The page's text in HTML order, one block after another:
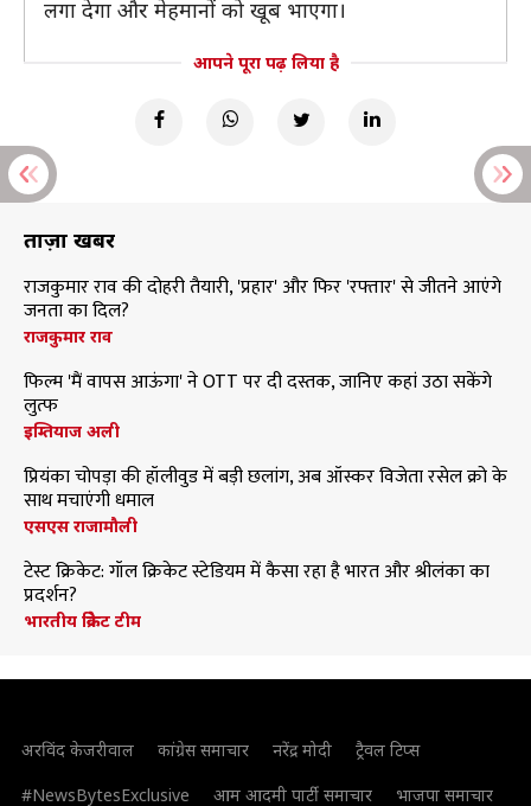
लगा देगा और मेहमानों को खूब भाएगा।
आपने पूरा पढ़ लिया है
ताज़ा खबरें
राजकुमार राव की दोहरी तैयारी, 'प्रहार' और फिर 'रफ्तार' से जीतने आएंगे
जनता का दिल?
राजकुमार राव
फिल्म 'मैं वापस आऊंगा' ने OTT पर दी दस्तक, जानिए कहां उठा सकेंगे
लुत्फ
इम्तियाज अली
प्रियंका चोपड़ा की हॉलीवुड में बड़ी छलांग, अब ऑस्कर विजेता रसेल क्रो के
साथ मचाएंगी धमाल
एसएस राजामौली
टेस्ट क्रिकेट: गॉल क्रिकेट स्टेडियम में कैसा रहा है भारत और श्रीलंका का
प्रदर्शन?
भारतीय क्रिकेट टीम
अरविंद केजरीवाल कांग्रेस समाचार नरेंद्र मोदी
ट्रैवल टिप्स
#NewsBytesExclusive
आम आदमी पार्टी समाचार भाजपा समाचार